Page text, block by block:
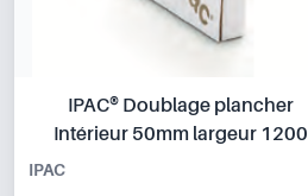
IPAC® Doublage plancher
Intérieur 50mm largeur 1200
IPAC